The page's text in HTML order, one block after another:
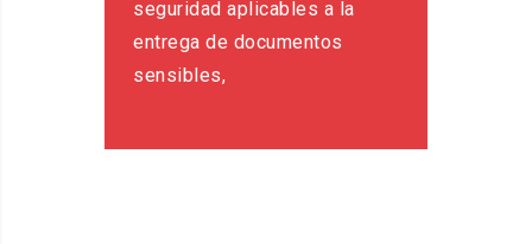
seguridad aplicables a la
entrega de documentos
sensibles,